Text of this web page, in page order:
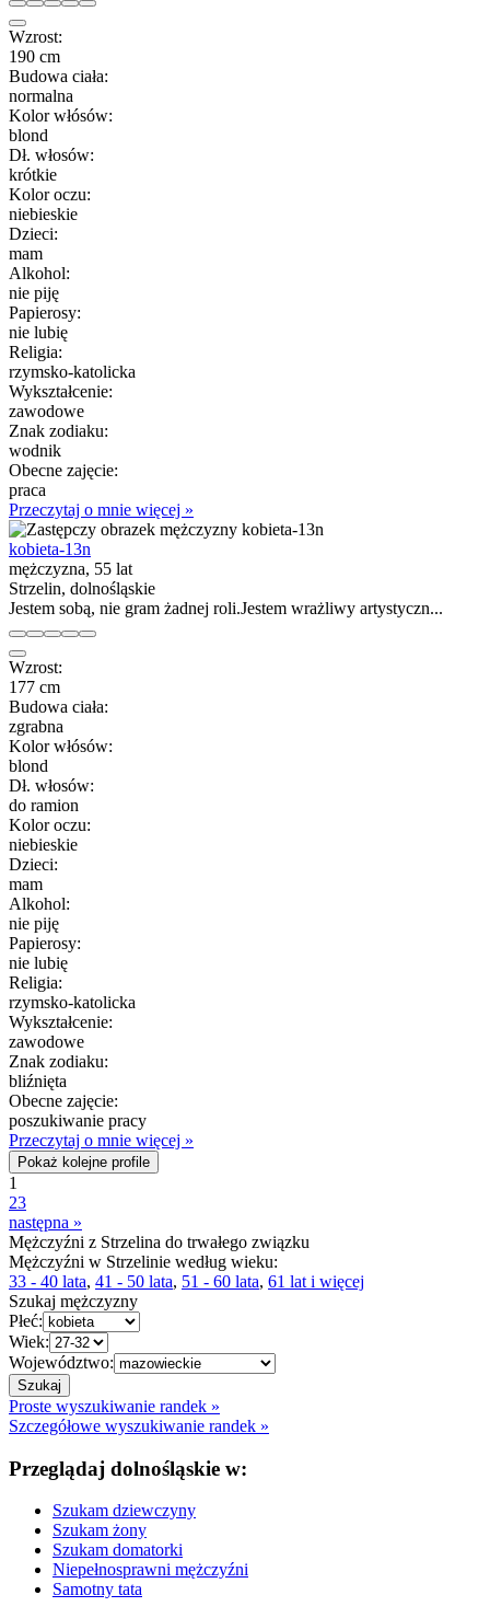
Wzrost:
190 cm
Budowa ciała:
normalna
Kolor włósów:
blond
Dł. włosów:
krótkie
Kolor oczu:
niebieskie
Dzieci:
mam
Alkohol:
nie piję
Papierosy:
nie lubię
Religia:
rzymsko-katolicka
Wykształcenie:
zawodowe
Znak zodiaku:
wodnik
Obecne zajęcie:
praca
Przeczytaj o mnie więcej »
kobieta-13n
mężczyzna, 55 lat
Strzelin, dolnośląskie
Jestem sobą, nie gram żadnej roli.Jestem wrażliwy artystyczn...
Wzrost:
177 cm
Budowa ciała:
zgrabna
Kolor włósów:
blond
Dł. włosów:
do ramion
Kolor oczu:
niebieskie
Dzieci:
mam
Alkohol:
nie piję
Papierosy:
nie lubię
Religia:
rzymsko-katolicka
Wykształcenie:
zawodowe
Znak zodiaku:
bliźnięta
Obecne zajęcie:
poszukiwanie pracy
Przeczytaj o mnie więcej »
Pokaż kolejne profile
1
23
następna »
Mężczyźni z Strzelina do trwałego związku
Mężczyźni w Strzelinie według wieku:
33 - 40 lata, 41 - 50 lata, 51 - 60 lata, 61 lat i więcej
Szukaj mężczyzny
Płeć:
Wiek:
Województwo:
Proste wyszukiwanie randek »
Szczegółowe wyszukiwanie randek »
Przeglądaj dolnośląskie w:
Szukam dziewczyny
Szukam żony
Szukam domatorki
Niepełnosprawni mężczyźni
Samotny tata